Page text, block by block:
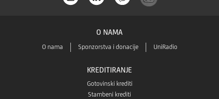
O NAMA
O nama Sponzorstva i donacije UniRadio
KREDITIRANJE
Gotovinski krediti
Stambeni krediti